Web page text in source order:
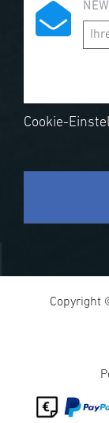
Cookie-
Copyright